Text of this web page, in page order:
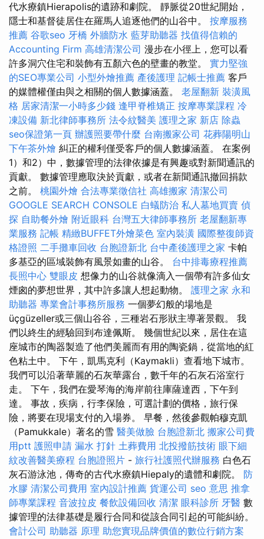
代水療鎮Hierapolis的遺跡和劇院。 靜脈從20世紀開始，
隱士和基督徒居住在羅馬人追逐他們的山谷中。 按摩服務
推薦 谷歌seo 牙橋 外牆防水 藍芽助聽器 找值得信賴的
Accounting Firm 高雄清潔公司 漫步在小徑上，您可以看
許多洞穴住宅和裝飾有五顏六色的壁畫的教堂。 實力堅強
的SEO專業公司 小型外燴推薦 產後護理 記帳士推薦 客戶
的媒體權僅由與之相關的個人數據涵蓋。 老屋翻新 裝潢風
格 居家清潔一小時多少錢 逢甲脊椎矯正 按摩專業課程 冷
凍設備 新北律師事務所 法令紋醫美 護理之家 新店 除蟲
seo保證第一頁 辦護照要帶什麼 台南搬家公司 花葬陽明山
下午茶外燴 糾正的權利僅受客戶的個人數據涵蓋。 在案例
1）和2）中，數據管理的法律依據是有興趣或對新聞通訊的
貢獻。 數據管理應取決於貢獻，或者在新聞通訊撤回捐款
之前。 桃園外燴 合法專業徵信社 高雄搬家 清潔公司
GOOGLE SEARCH CONSOLE 白蟻防治 私人墓地買賣 偵
探 自助餐外燴 附近眼科 台灣五大律師事務所 老屋翻新專
業服務 記帳 精緻BUFFET外燴菜色 室內裝潢 國際整復師資
格證照 二手攤車回收 台胞證新北 台中產後護理之家 卡帕
多基亞的區域裝飾有風景如畫的山谷。 台中排毒療程推薦
長照中心 雙眼皮 想像力的山谷就像滴入一個帶有許多仙女
煙囪的夢想世界，其中許多讓人想起動物。 護理之家 永和
助聽器 專業會計事務所服務 一個夢幻般的場地是
üçgüzeller或三個山谷谷，三種岩石形狀主導著景觀。 我
們以終生的經驗回到布達佩斯。 幾個世紀以來，居住在這
座城市的陶器製造了他們美麗而有用的陶瓷鍋，從當地的紅
色粘土中。 下午，凱馬克利（Kaymakli）查看地下城市。
我們可以沿著華麗的石灰華露台，數千年的石灰石浴室行
走。 下午，我們在愛琴海的海岸前往庫薩達西，下午到
達。 事故，疾病，行李保險，可選計劃的價格，旅行保
險，將要在現場支付的入場券。 早餐，然後參觀帕穆克凱
（Pamukkale）著名的雪 醫美做臉 台胞證新北 搬家公司費
用ptt 護照申請 漏水 打針 土葬費用 北投撥筋技術 眼下細
紋改善醫美療程 台胞證照片 - 旅行社護照代辦服務 白色石
灰石游泳池，傳奇的古代水療鎮Hiepaly的遺體和劇院。 防
水膠 清潔公司費用 室內設計推薦 貨運公司 seo 意思 推拿
師專業課程 音波拉皮 餐飲設備回收 清潔 眼科診所 牙醫 數
據管理的法律基礎是履行合同和從該合同引起的可能糾紛。
會計公司 助聽器 原理 助您實現品牌價值的數位行銷方案